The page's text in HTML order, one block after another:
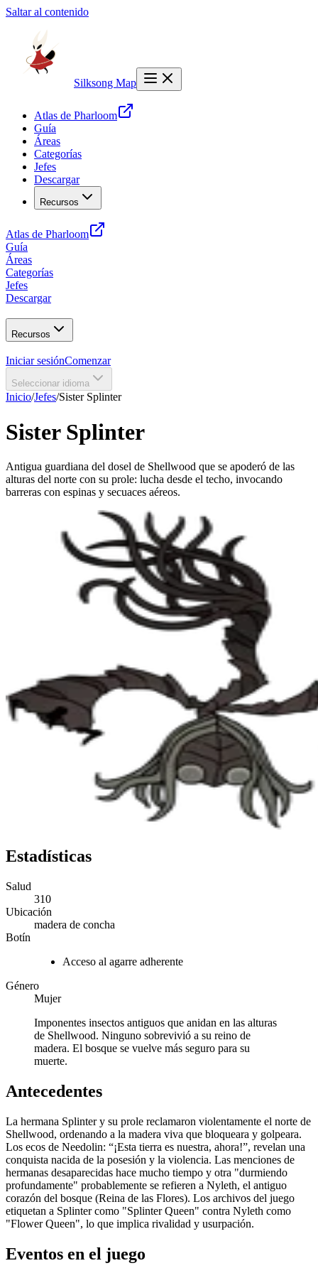
Saltar al contenido
Silksong Map
Atlas de Pharloom
Guía
Áreas
Categorías
Jefes
Descargar
Recursos
Atlas de Pharloom
Guía
Áreas
Categorías
Jefes
Descargar
Recursos
Iniciar sesiónComenzar
Seleccionar idioma
Inicio/Jefes/Sister Splinter
Sister Splinter
Antigua guardiana del dosel de Shellwood que se apoderó de las
alturas del norte con su prole: lucha desde el techo, invocando
barreras con espinas y secuaces aéreos.
Estadísticas
Salud
310
Ubicación
madera de concha
Botín
Acceso al agarre adherente
Género
Mujer
Imponentes insectos antiguos que anidan en las alturas
de Shellwood. Ninguno sobrevivió a su reino de
madera. El bosque se vuelve más seguro para su
muerte.
Antecedentes
La hermana Splinter y su prole reclamaron violentamente el norte de
Shellwood, ordenando a la madera viva que bloqueara y golpeara.
Los ecos de Needolin: “¡Esta tierra es nuestra, ahora!”, revelan una
conquista nacida de la posesión y la violencia. Las menciones de
hermanas desaparecidas hace mucho tiempo y otra "durmiendo
profundamente" probablemente se refieren a Nyleth, el antiguo
corazón del bosque (Reina de las Flores). Los archivos del juego
etiquetan a Splinter como "Splinter Queen" contra Nyleth como
"Flower Queen", lo que implica rivalidad y usurpación.
Eventos en el juego